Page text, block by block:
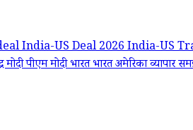
India-US Deal 2026India-US
मोदीपीएम मोदीभारतभारत अमेरिका व्यापार